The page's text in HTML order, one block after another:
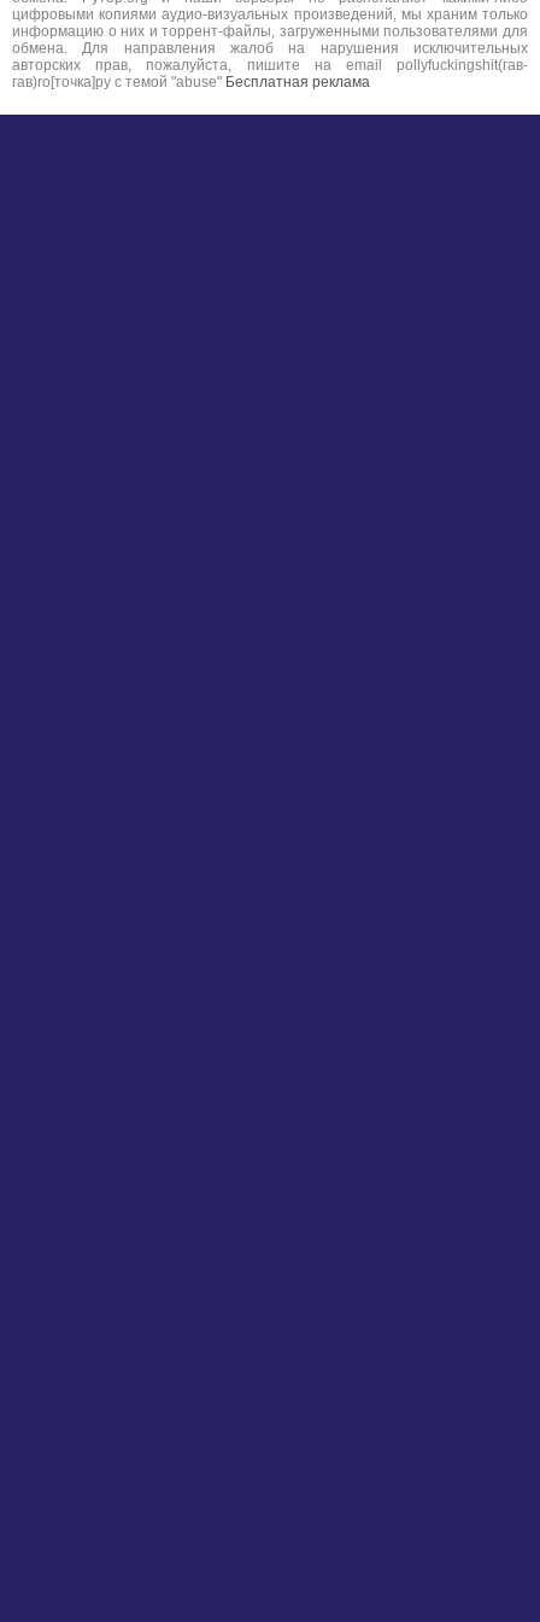
цифровыми копиями аудио-визуальных произведений, мы храним только
информацию о них и торрент-файлы, загруженными пользователями для
обмена. Для направления жалоб на нарушения исключительных
авторских прав, пожалуйста, пишите на email pollyfuckingshit(гав-
гав)ro[точка]ру с темой "abuse" Бесплатная реклама